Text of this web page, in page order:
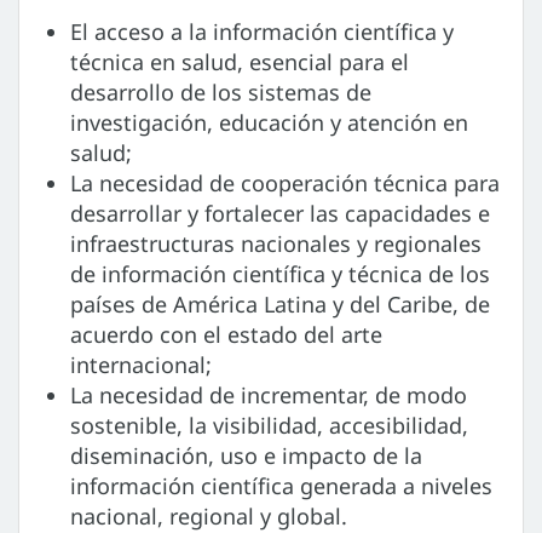
El acceso a la información científica y
técnica en salud, esencial para el
desarrollo de los sistemas de
investigación, educación y atención en
salud;
La necesidad de cooperación técnica para
desarrollar y fortalecer las capacidades e
infraestructuras nacionales y regionales
de información científica y técnica de los
países de América Latina y del Caribe, de
acuerdo con el estado del arte
internacional;
La necesidad de incrementar, de modo
sostenible, la visibilidad, accesibilidad,
diseminación, uso e impacto de la
información científica generada a niveles
nacional, regional y global.